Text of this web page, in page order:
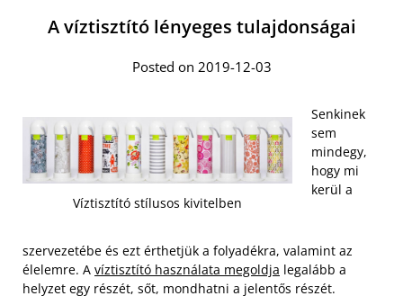
A víztisztító lényeges tulajdonságai
Posted on 2019-12-03
Víztisztító stílusos kivitelben
Senkinek
sem
mindegy,
hogy mi
kerül a
szervezetébe és ezt érthetjük a folyadékra, valamint az
élelemre. A víztisztító használata megoldja legalább a
helyzet egy részét, sőt, mondhatni a jelentős részét.